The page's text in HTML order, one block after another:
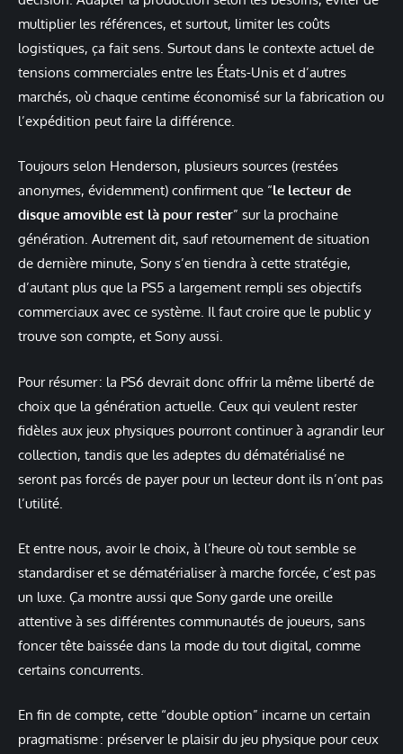
multiplier les références, et surtout, limiter les coûts
logistiques, ça fait sens. Surtout dans le contexte actuel de
tensions commerciales entre les États-Unis et d’autres
marchés, où chaque centime économisé sur la fabrication ou
l’expédition peut faire la différence.
Toujours selon Henderson, plusieurs sources (restées
anonymes, évidemment) confirment que “le lecteur de
disque amovible est là pour rester” sur la prochaine
génération. Autrement dit, sauf retournement de situation
de dernière minute, Sony s’en tiendra à cette stratégie,
d’autant plus que la PS5 a largement rempli ses objectifs
commerciaux avec ce système. Il faut croire que le public y
trouve son compte, et Sony aussi.
Pour résumer : la PS6 devrait donc offrir la même liberté de
choix que la génération actuelle. Ceux qui veulent rester
fidèles aux jeux physiques pourront continuer à agrandir leur
collection, tandis que les adeptes du dématérialisé ne
seront pas forcés de payer pour un lecteur dont ils n’ont pas
l’utilité.
Et entre nous, avoir le choix, à l’heure où tout semble se
standardiser et se dématérialiser à marche forcée, c’est pas
un luxe. Ça montre aussi que Sony garde une oreille
attentive à ses différentes communautés de joueurs, sans
foncer tête baissée dans la mode du tout digital, comme
certains concurrents.
En fin de compte, cette “double option” incarne un certain
pragmatisme : préserver le plaisir du jeu physique pour ceux